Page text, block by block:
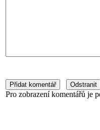
Pro zobrazení komentářů je